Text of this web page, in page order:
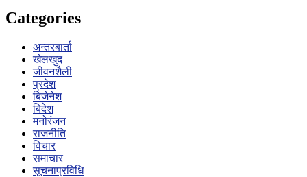
Categories
अन्तरबार्ता
खेलखुद
जीवनशैली
प्रदेश
बिजेनेश
बिदेश
मनोरंजन
राजनीति
विचार
समाचार
सूचनाप्रविधि